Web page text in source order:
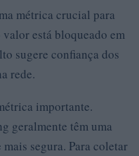
métrica crucial para
está bloqueado em
sugere confiança dos
rede.
importante.
geralmente têm uma
segura. Para coletar